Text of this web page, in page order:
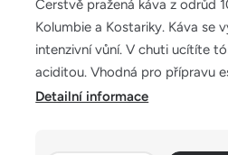
Čerstvě pražená káva z odrůd
Kolumbie a Kostariky. Káva se
intenzivní vůní. V chuti ucítíte
aciditou. Vhodná pro přípravu
Detailní informace